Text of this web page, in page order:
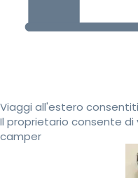
Viaggi all'estero consentiti
Il proprietario consente di
camper